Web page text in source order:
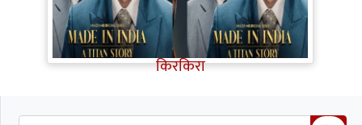
Made in India A Titan Story Review:
शानदार एक्टिंग, दमदार कहानी, फिर भी इन
कमजोरियों ने Titan Story का मजा किया
किरकिरा